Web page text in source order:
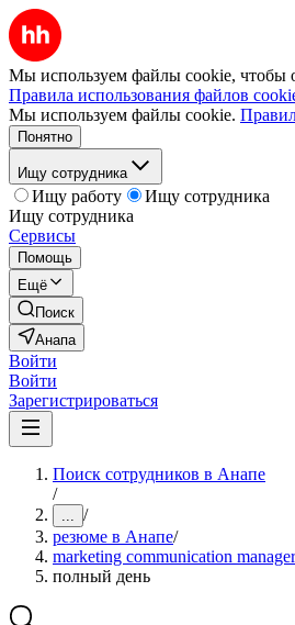
Мы используем файлы cookie, чтобы
Правила использования файлов
Мы используем файлы cookie.
Понятно
Ищу сотрудника
Ищу работу
Ищу сотрудника
Ищу сотрудника
Сервисы
Помощь
Ещё
Поиск
Анапа
Войти
Войти
Зарегистрироваться
Поиск сотрудников в Анапе
/
... /
резюме в Анапе/
marketing communication manager
полный день